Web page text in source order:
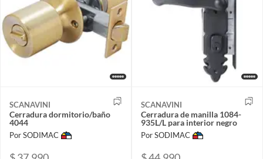
SCANAVINI
Cerradura dormitorio/baño
4044
Por SODIMAC
SCANAVINI
Cerradura de manilla 1084-
935L/L para interior negro
Por SODIMAC